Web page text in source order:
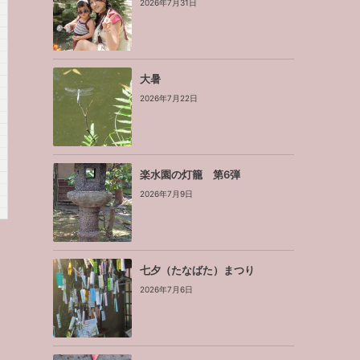
2026年7月31日
大暑
2026年7月22日
楽水園の灯籠 第6弾
2026年7月9日
七夕（たなばた）まつり
2026年7月6日